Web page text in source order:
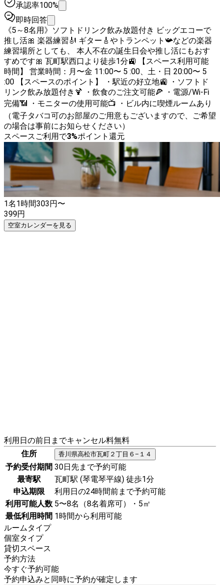
承認率100%
即時回答
《5～8名用》ソフトドリンク飲み放題付き ビッグエコーで
推し活🎀 楽器練習🎻 ギター🎸やトランペット📯などの楽器
練習場所としても、 本人不在の誕生日会や推し活にもおす
すめです🎀 瓦町駅西口より徒歩1分🚉 【スペース利用可能
時間】 営業時間：月〜金 11:00〜 5 :00、土・日 20:00〜 5
:00 【スペースのポイント】 ・駅近の好立地🚉 ・ソフトド
リンク飲み放題付き🍹 ・飲食のご注文可能🍕 ・電源/Wi-Fi
完備📶 ・モニターの使用可能📺 ・ビル内に喫煙ルームあり
（電子タバコ可のお部屋のご用意もございますので、ご希望
の場合は事前にお知らせください）
スペースご利用で3%ポイント還元
1名1時間303円〜
399円
空室カレンダーを見る
利用日の前日までキャンセル料無料
住所
香川県高松市瓦町２丁目６−１４
予約受付期間 30日先まで予約可能
最寄駅
瓦町駅 (琴電琴平線) 徒歩1分
申込期限
利用日の24時間前まで予約可能
利用可能人数 5〜8名（8名着席可）・5㎡
最低利用時間 1時間から利用可能
ルームタイプ
個室タイプ
貸切スペース
予約方法
今すぐ予約可能
予約申込みと同時に予約が確定します